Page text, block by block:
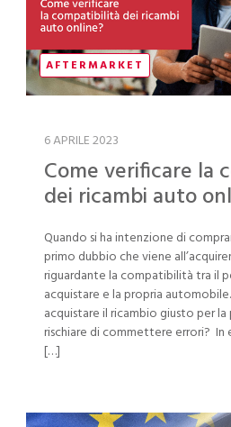
AFTERMARKET
6 APRILE 2023
Come verificare la
dei ricambi auto
Quando si ha intenzione di
primo dubbio che viene
riguardante la compatibilità tra il
acquistare e la propria
acquistare il ricambio giusto per
rischiare di commettere errori?
[…]